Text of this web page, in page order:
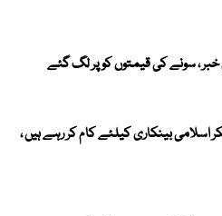
خبر ، سونے کی قیمتوں کو پر لگ گئے
بینکاری کیلئے کام کر رہے ہیں ،